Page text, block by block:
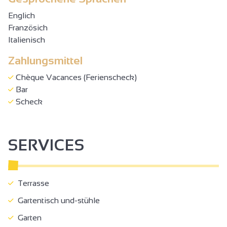
Englich
Französich
Italienisch
Zahlungsmittel
Chèque Vacances (Ferienscheck)
Bar
Scheck
SERVICES
Terrasse
Gartentisch und-stühle
Garten